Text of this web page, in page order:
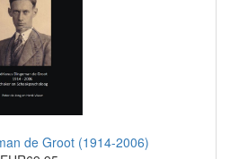
de Groot (1914-2006)